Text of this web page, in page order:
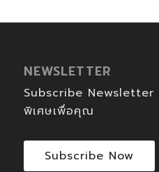
NEWSLETTER
Subscribe Newsletter
พิเศษเพื่อคุณ
Subscribe Now